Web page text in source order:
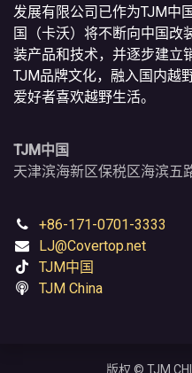
发展有限公司已作为TJM中
国（卡沃）将不断向中国改
装产品和技术，并逐步建立
TJM品牌文化，融入国内越
爱好者喜欢越野生活。
TJM中国
天津滨海新区保税区海滨五
+86-171-0701-3333
LJ@Covertop.net
TJM中国
TJM China
版权 © TJM